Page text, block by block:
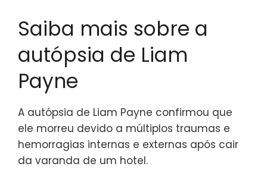
Saiba mais sobre a
autópsia de Liam
Payne
A autópsia de Liam Payne confirmou que
ele morreu devido a múltiplos traumas e
hemorragias internas e externas após cair
da varanda de um hotel.